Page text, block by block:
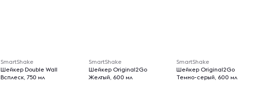
SmartShake
Шейкер Double Wall
Всплеск, 750 мл
SmartShake
Шейкер Original2Go
Желтый, 600 мл
SmartShake
Шейкер Original2Go
Темно-серый, 600 мл